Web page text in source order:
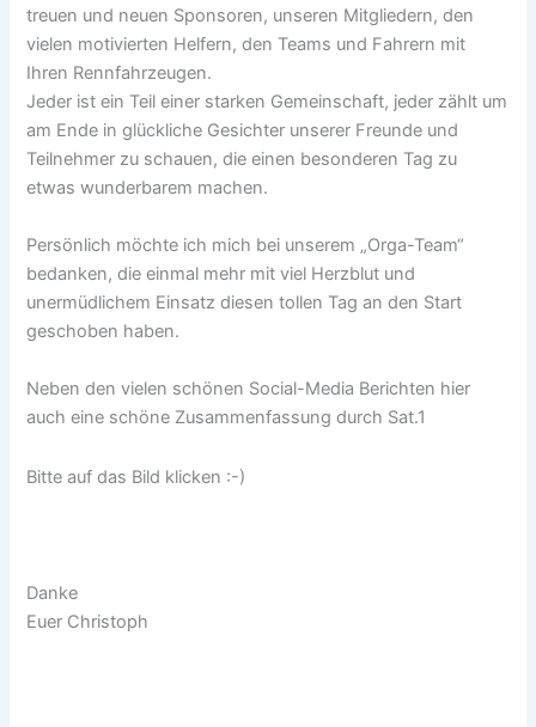
treuen und neuen Sponsoren, unseren Mitgliedern, den
vielen motivierten Helfern, den Teams und Fahrern mit
Ihren Rennfahrzeugen.
Jeder ist ein Teil einer starken Gemeinschaft, jeder zählt um
am Ende in glückliche Gesichter unserer Freunde und
Teilnehmer zu schauen, die einen besonderen Tag zu
etwas wunderbarem machen.
Persönlich möchte ich mich bei unserem „Orga-Team“
bedanken, die einmal mehr mit viel Herzblut und
unermüdlichem Einsatz diesen tollen Tag an den Start
geschoben haben.
Neben den vielen schönen Social-Media Berichten hier
auch eine schöne Zusammenfassung durch Sat.1
Bitte auf das Bild klicken :-)
Danke
Euer Christoph